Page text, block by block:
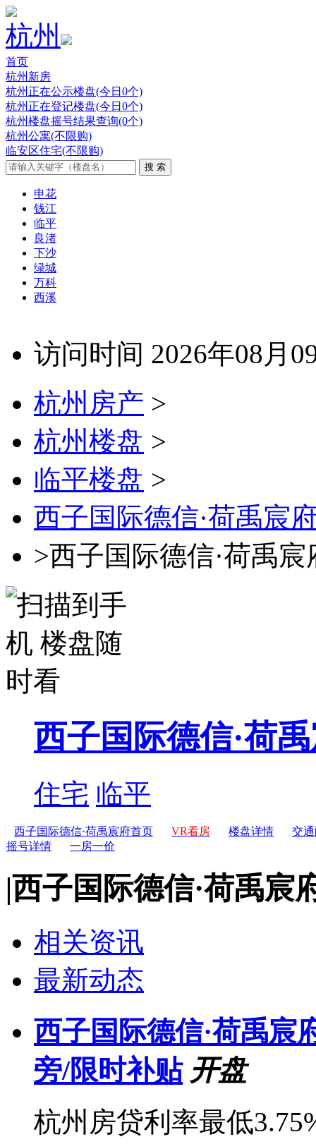
杭州
首页
杭州新房
杭州正在公示楼盘(今日0个)
杭州正在登记楼盘(今日0个)
杭州楼盘摇号结果查询(0个)
杭州公寓(不限购)
临安区住宅(不限购)
申花
钱江
临平
良渚
下沙
绿城
万科
西溪
访问时间 2026年08月
杭州房产 >
杭州楼盘 >
临平楼盘 >
西子国际德信·荷禹宸
>西子国际德信·荷禹
西子国际德信·荷
住宅 临平
西子国际德信·荷禹宸府首页 VR看房 楼盘详情
交
摇号详情
一房一价
|西子国际德信·荷禹宸
相关资讯
最新动态
西子国际德信·荷禹
旁/限时补贴 开盘
杭州房贷利率最低